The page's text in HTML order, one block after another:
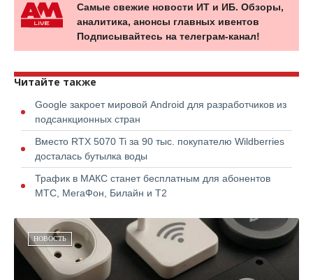
Самые свежие новости ИТ и ИБ. Обзоры,
аналитика, анонсы главных ивентов
Подписывайтесь на телеграм-канал!
Читайте также
Google закроет мировой Android для разработчиков из
подсанкционных стран
Вместо RTX 5070 Ti за 90 тыс. покупателю Wildberries
досталась бутылка воды
Трафик в МАКС станет бесплатным для абонентов
МТС, МегаФон, Билайн и Т2
НОВОСТЬ